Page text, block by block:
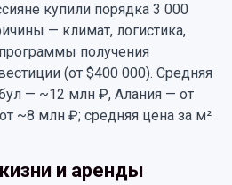
купили порядка 3 000
— климат, логистика,
получения
(от $400 000). Средняя
— ~12 млн ₽, Алания — от
~8 млн ₽; средняя цена за м²
и аренды